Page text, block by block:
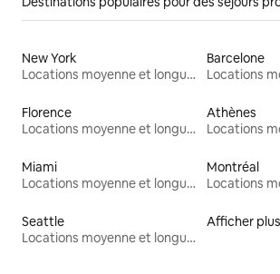
New York
Locations moyenne et longue durée
Barcelone
Florence
Locations moyenne et longue durée
Athènes
Miami
Locations moyenne et longue durée
Montréal
Seattle
Locations moyenne et longue durée
Afficher plus